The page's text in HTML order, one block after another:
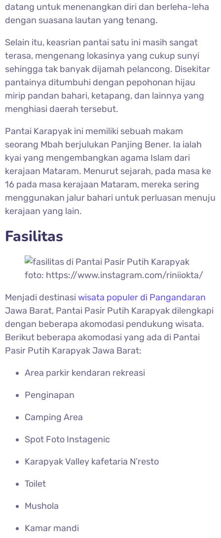
datang untuk menenangkan diri dan berleha-leha
dengan suasana lautan yang tenang.
Selain itu, keasrian pantai satu ini masih sangat
terasa, mengenang lokasinya yang cukup sunyi
sehingga tak banyak dijamah pelancong. Disekitar
pantainya ditumbuhi dengan pepohonan hijau
mirip pandan bahari, ketapang, dan lainnya yang
menghiasi daerah tersebut.
Pantai Karapyak ini memiliki sebuah makam
seorang Mbah berjulukan Panjing Bener. Ia ialah
kyai yang mengembangkan agama Islam dari
kerajaan Mataram. Menurut sejarah, pada masa ke
16 pada masa kerajaan Mataram, mereka sering
menggunakan jalur bahari untuk perluasan menuju
kerajaan yang lain.
Fasilitas
foto: https://www.instagram.com/riniiokta/
Menjadi destinasi wisata populer di Pangandaran
Jawa Barat, Pantai Pasir Putih Karapyak dilengkapi
dengan beberapa akomodasi pendukung wisata.
Berikut beberapa akomodasi yang ada di Pantai
Pasir Putih Karapyak Jawa Barat:
Area parkir kendaran rekreasi
Penginapan
Camping Area
Spot Foto Instagenic
Karapyak Valley kafetaria N’resto
Toilet
Mushola
Kamar mandi